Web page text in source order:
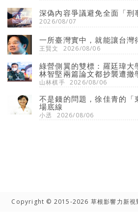
深偽內容爭議避免全面「刑
2026/08/07
一所臺灣實中，就能讓台灣
王賢文 2026/08/06
綠營側翼的雙標：羅廷瑋大
林智堅兩篇論文都抄襲遭撤
山林棋手 2026/08/06
不是錢的問題，徐佳青的「
場底線
小丞 2026/08/06
Copyright © 2015-2026 草根影響力新